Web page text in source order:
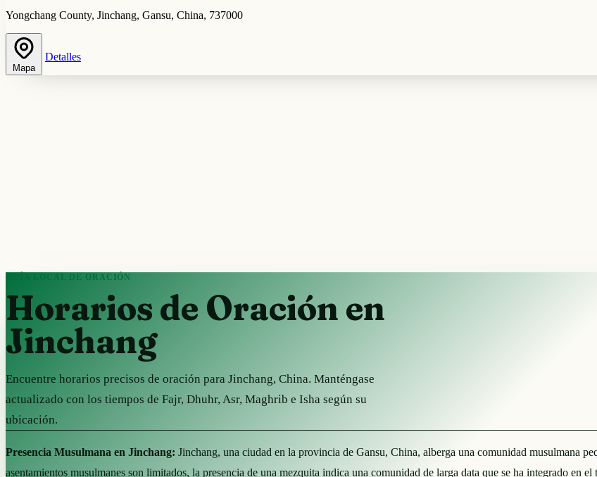
Yongchang County, Jinchang, Gansu, China, 737000
Mapa
Detalles
GUÍA LOCAL DE ORACIÓN
Horarios de Oración en
Jinchang
Encuentre horarios precisos de oración para Jinchang, China. Manténgase
actualizado con los tiempos de Fajr, Dhuhr, Asr, Maghrib e Isha según su
ubicación.
Presencia Musulmana en Jinchang: Jinchang, una ciudad en la provincia de Gansu, China, alberga una comunidad musulmana
asentamientos musulmanes son limitados, la presencia de una mezquita indica una comunidad de larga data que se ha integrado en